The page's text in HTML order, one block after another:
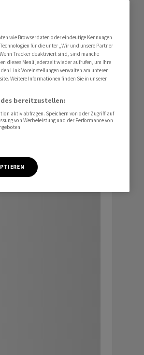
wie Browserdaten oder eindeutige Kennungen
für die unter „Wir und unsere Partner
Tracker deaktiviert sind, sind manche
dieses Menü jederzeit wieder aufrufen, um Ihre
Link Voreinstellungen verwalten am unteren
Weitere Informationen finden Sie in unserer
bereitzustellen:
aktiv abfragen. Speichern von oder Zugriff auf
von Werbeleistung und der Performance von